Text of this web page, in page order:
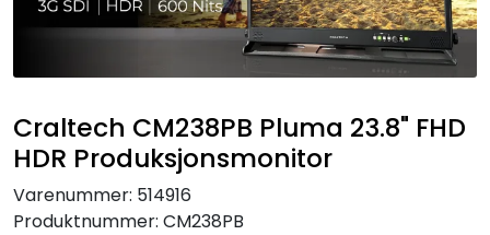
Craltech CM238PB Pluma 23.8" FHD
HDR Produksjonsmonitor
Varenummer: 514916
Produktnummer: CM238PB
SAMTALEROM